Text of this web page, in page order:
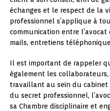
échanges et le respect de la
professionnel s’applique à
communication entre
mails, entretiens
Il est important de rappeler
également les collaborateurs,
travaillant au sein du cabinet
du secret professionnel,
sa Chambre disciplinaire et